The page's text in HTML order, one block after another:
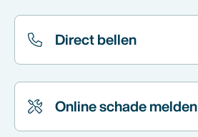
Direct bellen
Online schade melden